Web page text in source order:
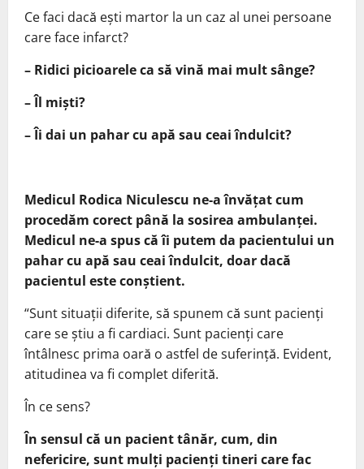
Ce faci dacă ești martor la un caz al unei persoane
care face infarct?
– Ridici picioarele ca să vină mai mult sânge?
– Îl miști?
– Îi dai un pahar cu apă sau ceai îndulcit?
Medicul Rodica Niculescu ne-a învățat cum
procedăm corect până la sosirea ambulanței.
Medicul ne-a spus că îi putem da pacientului un
pahar cu apă sau ceai îndulcit, doar dacă
pacientul este conștient.
“Sunt situații diferite, să spunem că sunt pacienți
care se știu a fi cardiaci. Sunt pacienți care
întâlnesc prima oară o astfel de suferință. Evident,
atitudinea va fi complet diferită.
În ce sens?
În sensul că un pacient tânăr, cum, din
nefericire, sunt mulți pacienți tineri care fac